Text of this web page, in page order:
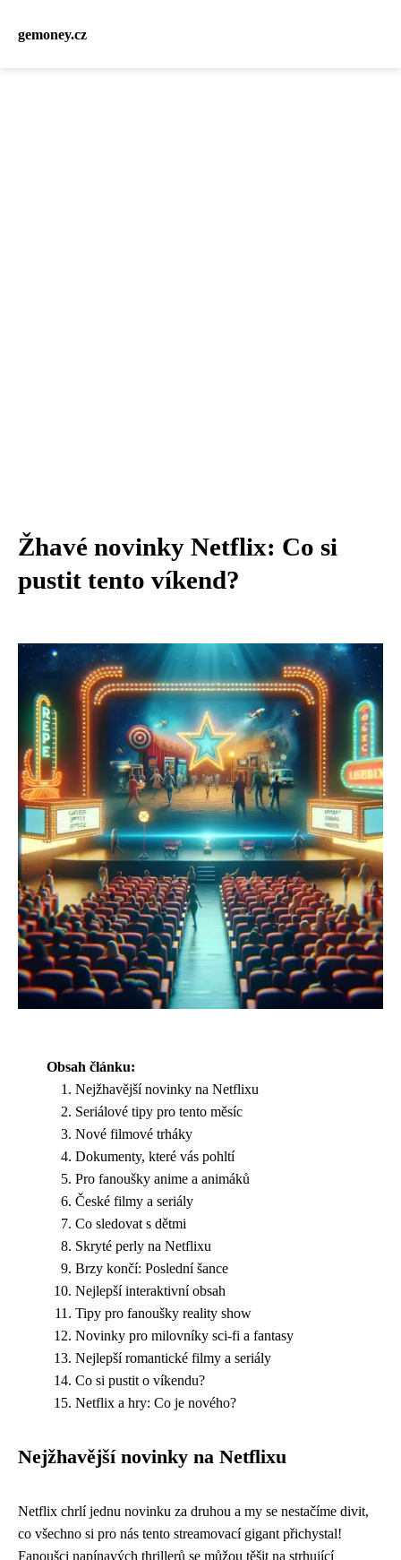
gemoney.cz
Žhavé novinky Netflix: Co si
pustit tento víkend?
Obsah článku:
Nejžhavější novinky na Netflixu
Seriálové tipy pro tento měsíc
Nové filmové trháky
Dokumenty, které vás pohltí
Pro fanoušky anime a animáků
České filmy a seriály
Co sledovat s dětmi
Skryté perly na Netflixu
Brzy končí: Poslední šance
Nejlepší interaktivní obsah
Tipy pro fanoušky reality show
Novinky pro milovníky sci-fi a fantasy
Nejlepší romantické filmy a seriály
Co si pustit o víkendu?
Netflix a hry: Co je nového?
Nejžhavější novinky na Netflixu
Netflix chrlí jednu novinku za druhou a my se nestačíme divit,
co všechno si pro nás tento streamovací gigant přichystal!
Fanoušci napínavých thrillerů se můžou těšit na strhující